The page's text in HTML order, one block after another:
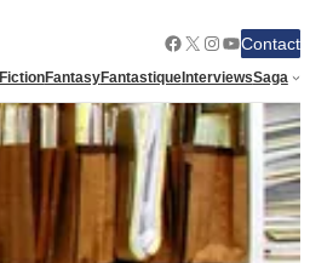
Facebook
X Instagram
YouTube
Contact
FantasyFantastiqueInterviewsSaga